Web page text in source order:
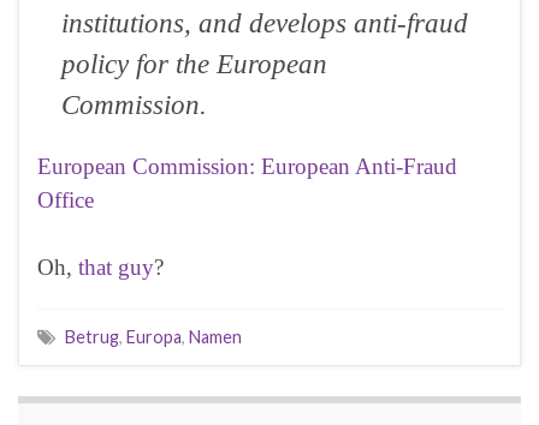
institutions, and develops anti-fraud
policy for the European
Commission.
European Commission: European Anti-Fraud
Office
Oh, that guy?
Betrug, Europa, Namen